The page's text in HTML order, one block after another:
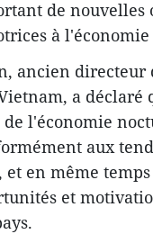
de nouvelles
à l'économie
ancien
a déclaré
l'économie
aux
en même
et